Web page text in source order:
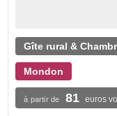
Gîte rural &
Mondon
à partir de 81 euros